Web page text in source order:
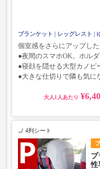
ブランケット レッグレスト
個室感をさらにアップした
●夜間のスマホOK。ホル
●寝顔を隠せる大型カノピ
●大きな仕切りで隣も気に
大人
4列シート
プ
性